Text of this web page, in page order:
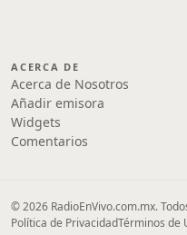
ACERCA DE
Acerca de Nosotros
Añadir emisora
Widgets
Comentarios
© 2026 RadioEnVivo.com.mx.
Política de PrivacidadTérminos de